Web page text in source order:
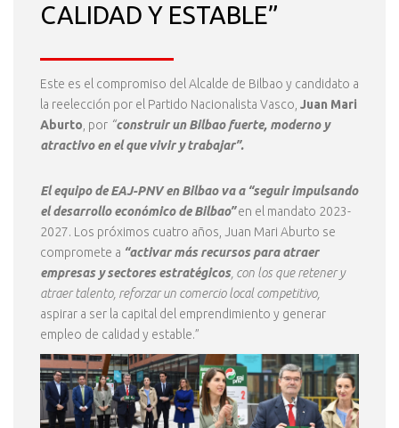
CALIDAD Y ESTABLE”
Este es el compromiso del Alcalde de Bilbao y candidato a
la reelección por el Partido Nacionalista Vasco, Juan Mari
Aburto , por “construir un Bilbao fuerte, moderno y
atractivo en el que vivir y trabajar”.
El equipo de EAJ-PNV en Bilbao va a “seguir impulsando
el desarrollo económico de Bilbao” en el mandato 2023-
2027. Los próximos cuatro años, Juan Mari Aburto se
compromete a “activar más recursos para atraer
empresas y sectores estratégicos, con los que retener y
atraer talento, reforzar un comercio local competitivo,
aspirar a ser la capital del emprendimiento y generar
empleo de calidad y estable.”